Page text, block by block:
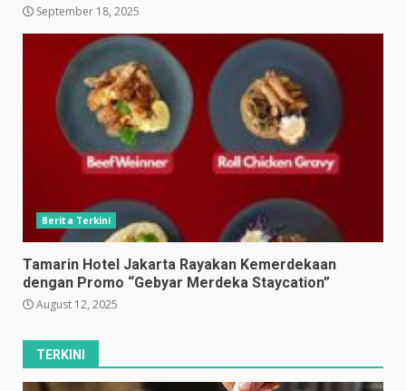
September 18, 2025
Berita Terkini
Tamarin Hotel Jakarta Rayakan Kemerdekaan
dengan Promo “Gebyar Merdeka Staycation”
August 12, 2025
TERKINI